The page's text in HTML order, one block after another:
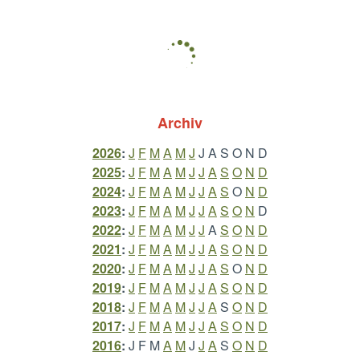
Archiv
2026: J F MA MJ J AS O N D
2025: J F MA MJ J AS O N D
2024: J F MA MJ J AS O N D
2023: J F MA MJ J AS O N D
2022: J F MA MJ J AS O N D
2021: J F MA MJ J AS O N D
2020: J F MA MJ J AS O N D
2019: J F MA MJ J AS O N D
2018: J F MA MJ J AS O N D
2017: J F MA MJ J AS O N D
2016: J F MA MJ J AS O N D